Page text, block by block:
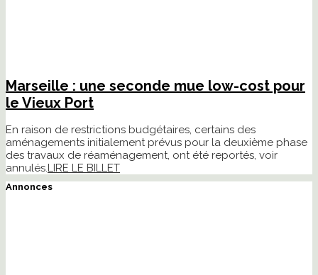
Marseille : une seconde mue low-cost pour
le Vieux Port
En raison de restrictions budgétaires, certains des
aménagements initialement prévus pour la deuxième phase
des travaux de réaménagement, ont été reportés, voir
annulés. LIRE LE BILLET
Annonces